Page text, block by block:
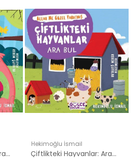
Havadaki Hayvanlar: Ara Bul - Allah Ne Güzel Yaratmış
%53İndirim
Hekimoğlu İsmail
Çiftlikteki Hayvanlar: Ara Bul - Allah Ne Güzel Yaratmış